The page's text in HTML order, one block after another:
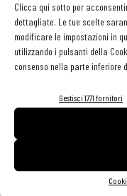
Clicca qui sotto per
dettagliate. Le tue scelte
modificare le impostazioni in
utilizzando i pulsanti della
consenso nella parte inferiore
Gestisci 1771 fornitori
per sanificarli, per
in tutto il mondo della
ingredienti, si marina più
conservare, ma per
cucina di oggi. Si marina
ispirandosi sia alle
Inizio 30/04/2019